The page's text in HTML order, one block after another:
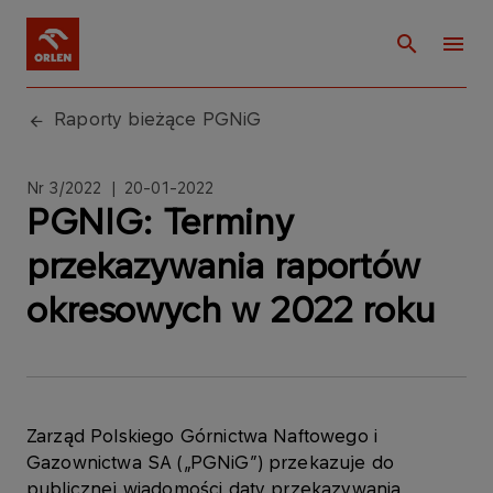
Raporty bieżące PGNiG
Nr 3/2022 | 20-01-2022
PGNIG: Terminy
przekazywania raportów
okresowych w 2022 roku
Zarząd Polskiego Górnictwa Naftowego i
Gazownictwa SA („PGNiG”) przekazuje do
publicznej wiadomości daty przekazywania